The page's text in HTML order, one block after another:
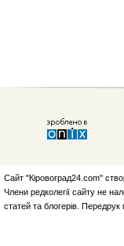
Сайт "Кіровоград24.com"
Члени редколегії сайту не
статей та блогерів. Передрук